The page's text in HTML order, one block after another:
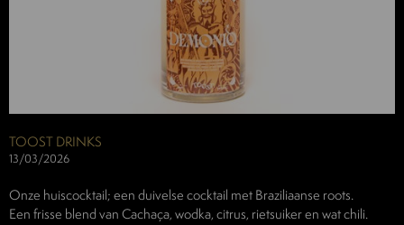
TOOST DRINKS
13/03/2026
Onze huiscocktail; een duivelse cocktail met Braziliaanse roots.
Een frisse blend van Cachaça, wodka, citrus, rietsuiker en wat chili.